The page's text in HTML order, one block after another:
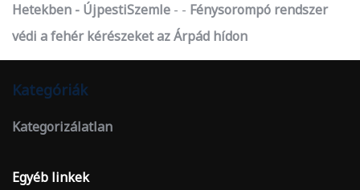
Hetekben - ÚjpestiSzemle
- Fénysorompó rendszer
védi a fehér kérészeket az Árpád hídon
Kategóriák
Kategorizálatlan
Egyéb linkek